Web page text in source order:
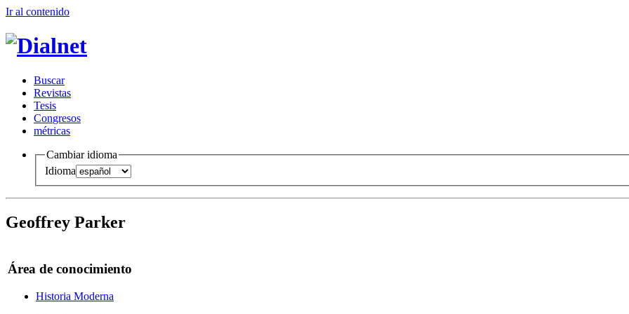
Ir al contenido
Buscar
Revistas
Tesis
Congresos
métricas
Cambiar idioma
Idioma
Geoffrey Parker
Área de conocimiento
Historia Moderna